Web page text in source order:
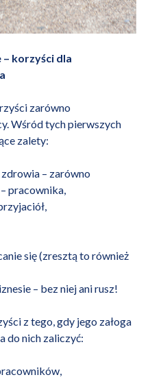
korzyści dla
zarówno
Wśród tych pierwszych
zalety:
zdrowia – zarówno
pracownika,
się (zresztą to również
– bez niej ani rusz!
z tego, gdy jego załoga
do nich zaliczyć: